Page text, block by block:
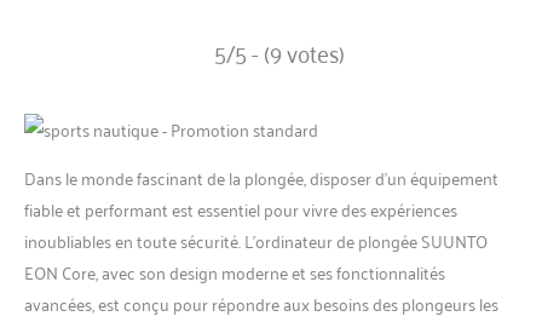
5/5 - (9 votes)
Dans le monde fascinant de la plongée, disposer d’un équipement
fiable et performant est essentiel pour vivre des expériences
inoubliables en toute sécurité. L’ordinateur de plongée SUUNTO
EON Core, avec son design moderne et ses fonctionnalités
avancées, est conçu pour répondre aux besoins des plongeurs les